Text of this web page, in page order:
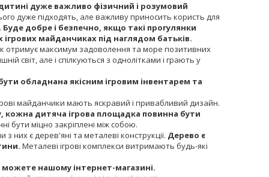
дуже важливо фізичний і розумовий
дуже підходять, але важливу приносить користь для
Буде добре і безпечно, якщо такі прогулянки
майданчиках під наглядом батьків.
отримує максимум задоволення та море позитивних
світ, але і спілкуються з однолітками і грають у
обладнана якісним ігровим інвентарем та
майданчики мають яскравий і привабливий дизайн.
кожна дитяча ігрова площадка повинна бути
бути міцно закріплені між собою.
є дерев'яні та металеві конструкції. Дерево є
Металеві ігрові комплекси витримають будь-які
можете нашому інтернет-магазині.